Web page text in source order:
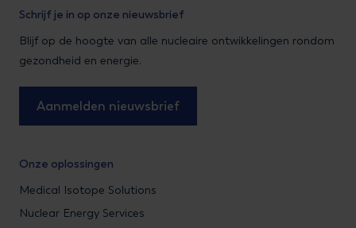
Schrijf je in op onze nieuwsbrief
Blijf op de hoogte van alle nucleaire ontwikkelingen rondom
gezondheid en energie.
Aanmelden nieuwsbrief
Onze oplossingen
Medical Isotope Solutions
Nuclear Energy Services